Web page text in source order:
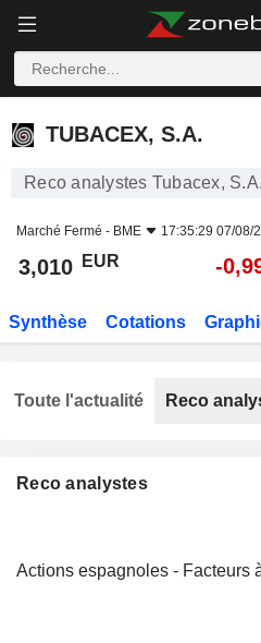
TUBACEX, S.A.
TUBACEX, S.A.
Reco analystes Tubacex, S.A.
Marché Fermé - BME 17:35:29 07/08/
3,010 EUR -
Synthèse Cotations
Reco analystes
Actions espagnoles - Facteurs
Toute l'actualité Reco